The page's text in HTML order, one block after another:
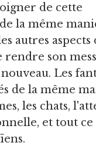
de cette
la même
autres aspects
son
Les
de la même
les chats,
et tout ce